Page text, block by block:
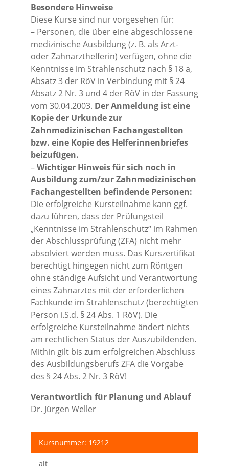
Besondere Hinweise
Diese Kurse sind nur vorgesehen für:
– Personen, die über eine abgeschlossene
medizinische Ausbildung (z. B. als Arzt-
oder Zahnarzthelferin) verfügen, ohne die
Kenntnisse im Strahlenschutz nach § 18 a,
Absatz 3 der RöV in Verbindung mit § 24
Absatz 2 Nr. 3 und 4 der RöV in der Fassung
vom 30.04.2003. Der Anmeldung ist eine
Kopie der Urkunde zur
Zahnmedizinischen Fachangestellten
bzw. eine Kopie des Helferinnenbriefes
beizufügen.
–Wichtiger Hinweis für sich noch in
Ausbildung zum/zur Zahnmedizinischen
Fachangestellten befindende Personen:
Die erfolgreiche Kursteilnahme kann ggf.
dazu führen, dass der Prüfungsteil
„Kenntnisse im Strahlenschutz“ im Rahmen
der Abschlussprüfung (ZFA) nicht mehr
absolviert werden muss. Das Kurszertifikat
berechtigt hingegen nicht zum Röntgen
ohne ständige Aufsicht und Verantwortung
eines Zahnarztes mit der erforderlichen
Fachkunde im Strahlenschutz (berechtigten
Person i.S.d. § 24 Abs. 1 RöV). Die
erfolgreiche Kursteilnahme ändert nichts
am rechtlichen Status der Auszubildenden.
Mithin gilt bis zum erfolgreichen Abschluss
des Ausbildungsberufs ZFA die Vorgabe
des § 24 Abs. 2 Nr. 3 RöV!
Verantwortlich für Planung und Ablauf
Dr. Jürgen Weller
Kursnummer: 19212
alt